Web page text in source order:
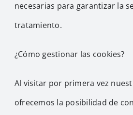
necesarias para garantizar la
tratamiento.
¿Cómo gestionar las cookies?
Al visitar por primera vez
ofrecemos la posibilidad de